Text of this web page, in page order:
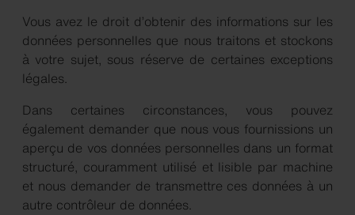
Vous avez le droit d’obtenir des informations sur les
données personnelles que nous traitons et stockons
à votre sujet, sous réserve de certaines exceptions
légales.
Dans certaines circonstances, vous pouvez
également demander que nous vous fournissions un
aperçu de vos données personnelles dans un format
structuré, couramment utilisé et lisible par machine
et nous demander de transmettre ces données à un
autre contrôleur de données.